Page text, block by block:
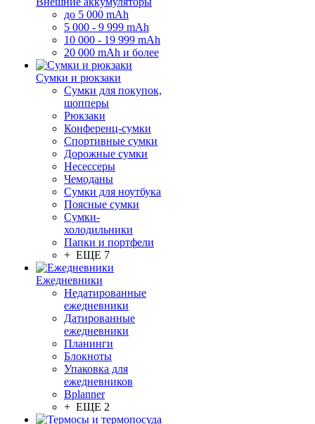
до 5 000 mAh
5 000 - 9 999 mAh
10 000 - 19 999 mAh
20 000 mAh и более
Сумки и рюкзаки
Сумки для покупок,
шопперы
Рюкзаки
Конференц-сумки
Спортивные сумки
Дорожные сумки
Несессеры
Чемоданы
Сумки для ноутбука
Поясные сумки
Сумки-
холодильники
Папки и портфели
+ ЕЩЕ 7
Ежедневники
Недатированные
ежедневники
Датированные
ежедневники
Планинги
Блокноты
Упаковка для
ежедневников
Bplanner
+ ЕЩЕ 2